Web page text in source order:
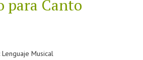
para Canto
Musical